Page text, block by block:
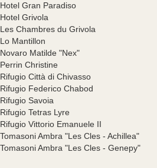
Hotel Gran Paradiso
Hotel Grivola
Les Chambres du Grivola
Lo Mantillon
Novaro Matilde "Nex"
Perrin Christine
Rifugio Città di Chivasso
Rifugio Federico Chabod
Rifugio Savoia
Rifugio Tetras Lyre
Rifugio Vittorio Emanuele II
Tomasoni Ambra "Les Cles - Achillea"
Tomasoni Ambra "Les Cles - Genepy"